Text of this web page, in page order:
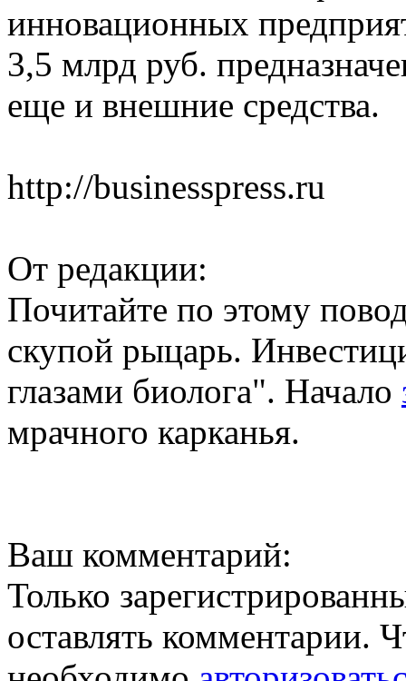
инновационных
3,5 млрд руб.
еще и внешние средства.
http://businesspress.ru
От редакции:
Почитайте по этому
скупой рыцарь.
глазами биолога". Начало
мрачного карканья.
Ваш комментарий:
Только
оставлять комментарии.